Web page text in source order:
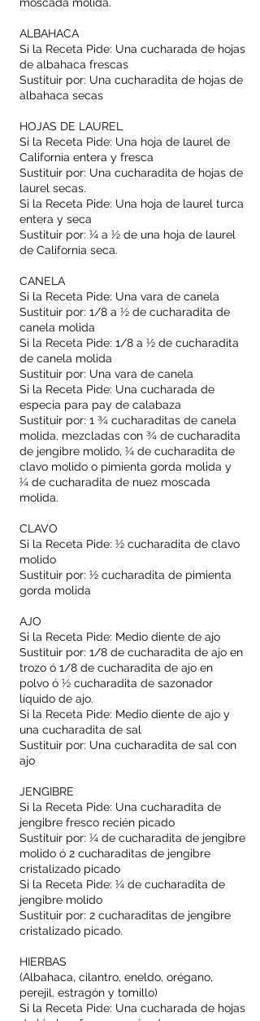
ALBAHACA
Si la Receta Pide: Una cucharada de hojas
de albahaca frescas
Sustituir por: Una cucharadita de hojas de
albahaca secas
HOJAS DE LAUREL
Si la Receta Pide: Una hoja de laurel de
California entera y fresca
Sustituir por: Una cucharadita de hojas de
laurel secas.
Si la Receta Pide: Una hoja de laurel turca
entera y seca
Sustituir por: ¼ a ½ de una hoja de laurel
de California seca.
CANELA
Si la Receta Pide: Una vara de canela
Sustituir por: 1/8 a ½ de cucharadita de
canela molida
Si la Receta Pide: 1/8 a ½ de cucharadita
de canela molida
Sustituir por: Una vara de canela
Si la Receta Pide: Una cucharada de
especia para pay de calabaza
Sustituir por: 1 ¾ cucharaditas de canela
molida, mezcladas con ¾ de cucharadita
de jengibre molido, ¼ de cucharadita de
clavo molido o pimienta gorda molida y
¼ de cucharadita de nuez moscada
molida.
CLAVO
Si la Receta Pide: ½ cucharadita de clavo
molido
Sustituir por: ½ cucharadita de pimienta
gorda molida
AJO
Si la Receta Pide: Medio diente de ajo
Sustituir por: 1/8 de cucharadita de ajo en
trozo ó 1/8 de cucharadita de ajo en
polvo ó ½ cucharadita de sazonador
líquido de ajo.
Si la Receta Pide: Medio diente de ajo y
una cucharadita de sal
Sustituir por: Una cucharadita de sal con
ajo
JENGIBRE
Si la Receta Pide: Una cucharadita de
jengibre fresco recién picado
Sustituir por: ¼ de cucharadita de jengibre
molido ó 2 cucharaditas de jengibre
cristalizado picado
Si la Receta Pide: ¼ de cucharadita de
jengibre molido
Sustituir por: 2 cucharaditas de jengibre
cristalizado picado.
HIERBAS
(Albahaca, cilantro, eneldo, orégano,
perejil, estragón y tomillo)
Si la Receta Pide: Una cucharada de hojas